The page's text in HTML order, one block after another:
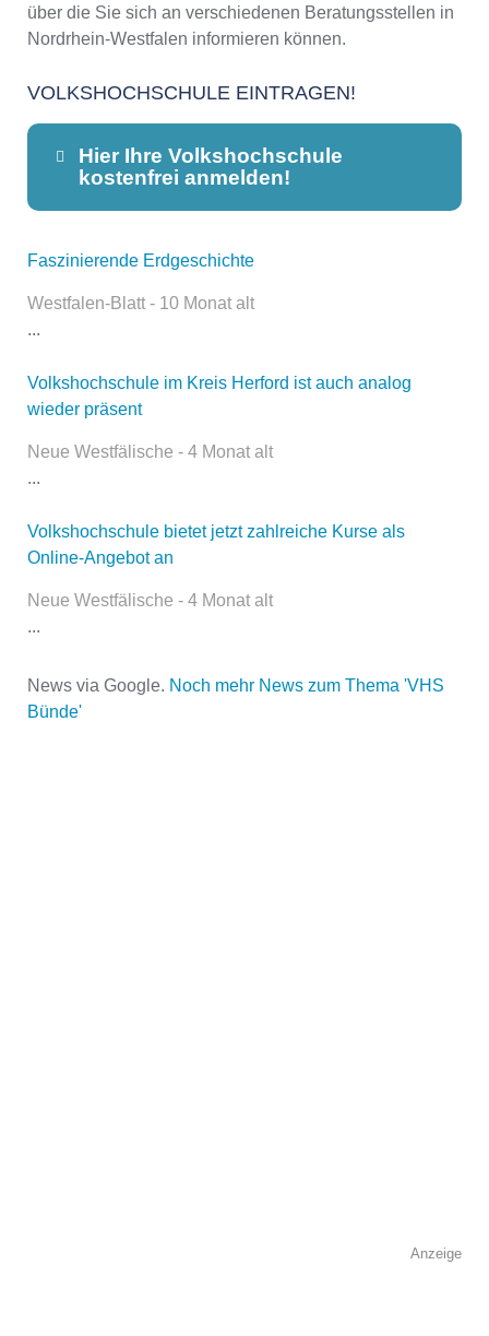
über die Sie sich an verschiedenen Beratungsstellen in
Nordrhein-Westfalen informieren können.
VOLKSHOCHSCHULE EINTRAGEN!
Hier Ihre Volkshochschule
kostenfrei anmelden!
Dieser Teil dient lediglich zur
Name
Faszinierende Erdgeschichte
Westfalen-Blatt - 10 Monat alt
...
Volkshochschule im Kreis Herford ist auch analog
wieder präsent
Neue Westfälische - 4 Monat alt
...
Volkshochschule bietet jetzt zahlreiche Kurse als
Online-Angebot an
Neue Westfälische - 4 Monat alt
...
News via Google. Noch mehr News zum Thema 'VHS
Bünde'
Anzeige